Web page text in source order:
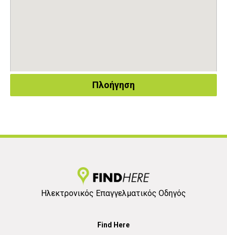
Πλοήγηση
Ηλεκτρονικός Επαγγελματικός Οδηγός
Find Here